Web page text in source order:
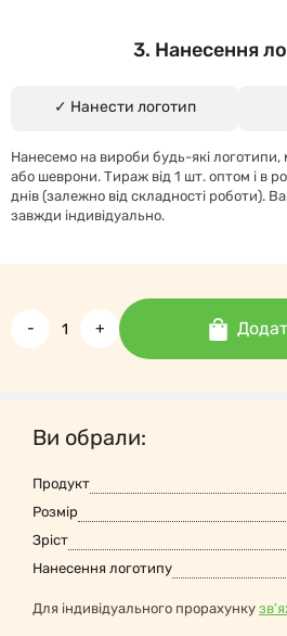
3. Нанесення
✓ Нанести логотип
Нанесемо на вироби будь-які
або шеврони. Тираж від 1 шт. оптом і в
днів (залежно від складності роботи).
завжди індивідуально.
- +
Ви обрали:
Продукт
Розмір
Зріст
Нанесення логотипу
Для індивідуального прорахунку